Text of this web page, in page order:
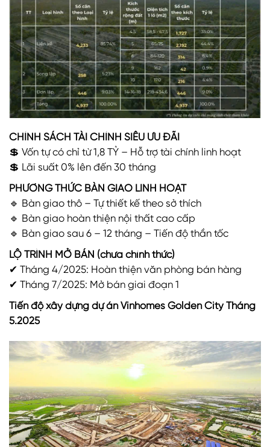
CHÍNH SÁCH TÀI CHÍNH SIÊU ƯU ĐÃI
💲 Vốn tự có chỉ từ 1,8 TỶ – Hỗ trợ tài chính linh hoạt
💲 Lãi suất 0% lên đến 30 tháng
PHƯƠNG THỨC BÀN GIAO LINH HOẠT
🔹 Bàn giao thô – Tự thiết kế theo sở thích
🔹 Bàn giao hoàn thiện nội thất cao cấp
🔹 Bàn giao sau 6 – 12 tháng – Tiến độ thần tốc
LỘ TRÌNH MỞ BÁN (chưa chính thức)
✔ Tháng 4/2025: Hoàn thiện văn phòng bán hàng
✔ Tháng 7/2025: Mở bán giai đoạn 1
Tiến độ xây dựng dự án Vinhomes Golden City Tháng
5.2025